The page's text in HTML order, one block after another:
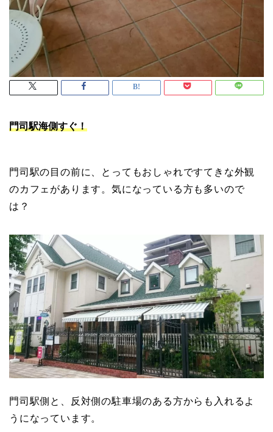
門司駅海側すぐ！
門司駅の目の前に、とってもおしゃれですてきな外観
のカフェがあります。気になっている方も多いので
は？
門司駅側と、反対側の駐車場のある方からも入れるよ
うになっています。